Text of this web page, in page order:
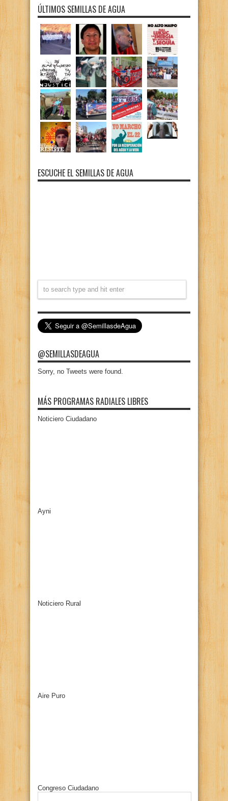
ÚLTIMOS SEMILLAS DE AGUA
ESCUCHE EL SEMILLAS DE AGUA
@SEMILLASDEAGUA
Sorry, no Tweets were found.
MÁS PROGRAMAS RADIALES LIBRES
Noticiero Ciudadano
Ayni
Noticiero Rural
Aire Puro
Congreso Ciudadano